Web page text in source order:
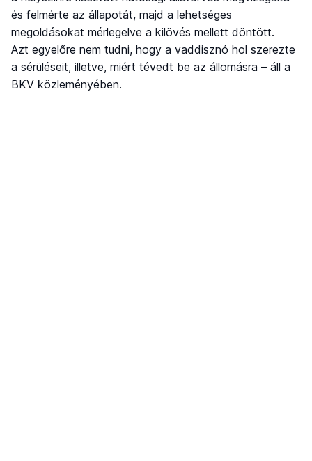
és felmérte az állapotát, majd a lehetséges
megoldásokat mérlegelve a kilövés mellett döntött.
Azt egyelőre nem tudni, hogy a vaddisznó hol szerezte
a sérüléseit, illetve, miért tévedt be az állomásra – áll a
BKV közleményében.